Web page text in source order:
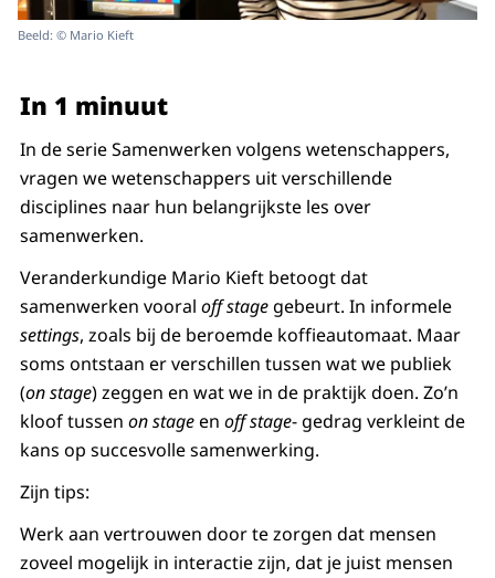
Beeld: © Mario Kieft
In 1 minuut
In de serie Samenwerken volgens wetenschappers,
vragen we wetenschappers uit verschillende
disciplines naar hun belangrijkste les over
samenwerken.
Veranderkundige Mario Kieft betoogt dat
samenwerken vooral off stage gebeurt. In informele
settings, zoals bij de beroemde koffieautomaat. Maar
soms ontstaan er verschillen tussen wat we publiek
(on stage) zeggen en wat we in de praktijk doen. Zo’n
kloof tussen on stageen off stage- gedrag verkleint de
kans op succesvolle samenwerking.
Zijn tips:
Werk aan vertrouwen door te zorgen dat mensen
zoveel mogelijk in interactie zijn, dat je juist mensen